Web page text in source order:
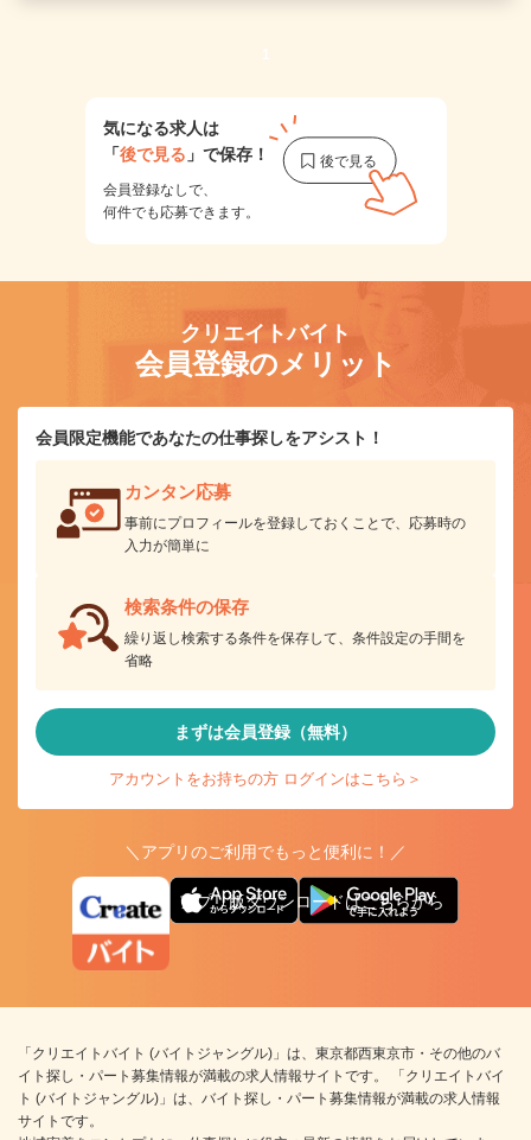
1
気になる求人は
「後で見る 」で保存！
会員登録なしで、
何件でも応募できます。
クリエイトバイト
会員登録のメリット
会員限定機能であなたの仕事探しをアシスト！
カンタン応募
事前にプロフィールを登録しておくことで、応募時の
入力が簡単に
検索条件の保存
繰り返し検索する条件を保存して、条件設定の手間を
省略
まずは会員登録（無料）
アカウントをお持ちの方 ログインはこちら＞
＼アプリのご利用でもっと便利に！／
アプリ版ダウンロードはこちらから
「クリエイトバイト (バイトジャングル)」は、東京都西東京市・その他のバ
イト探し・パート募集情報が満載の求人情報サイトです。 「クリエイトバイ
ト (バイトジャングル)」は、バイト探し・パート募集情報が満載の求人情報
サイトです。